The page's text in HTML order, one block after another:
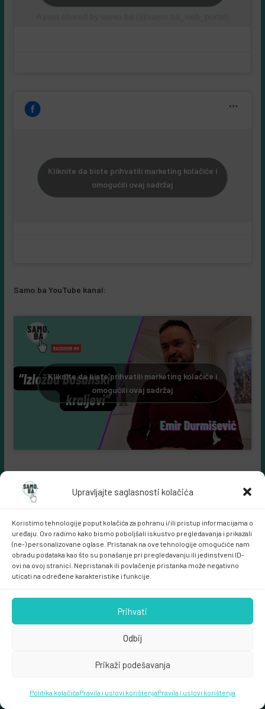
Upravljajte saglasnosti kolačića
Koristimo tehnologije poput kolačića za pohranu i/ili pristup informacijama o
uređaju. Ovo radimo kako bismo poboljšali iskustvo pregledavanja i prikazali
(ne-) personalizovane oglase. Pristanak na ove tehnologije omogućiće nam
obradu podataka kao što su ponašanje pri pregledavanju ili jedinstveni ID-
ovi na ovoj stranici. Nepristanak ili povlačenje pristanka može negativno
uticati na određene karakteristike i funkcije.
Prihvati
Odbij
Prikaži podešavanja
Politika kolačićaPravila i uslovi korištenjaPravila i uslovi korištenja
Kliknite da biste prihvatili marketing kolačiće i
omogućili ovaj sadržaj
Samo.ba YouTube kanal:
Kliknite da biste prihvatili marketing kolačiće i
omogućili ovaj sadržaj
Samo.ba MARKETING
Theme:ColorMagby ThemeGrill. Powered byWordPress.